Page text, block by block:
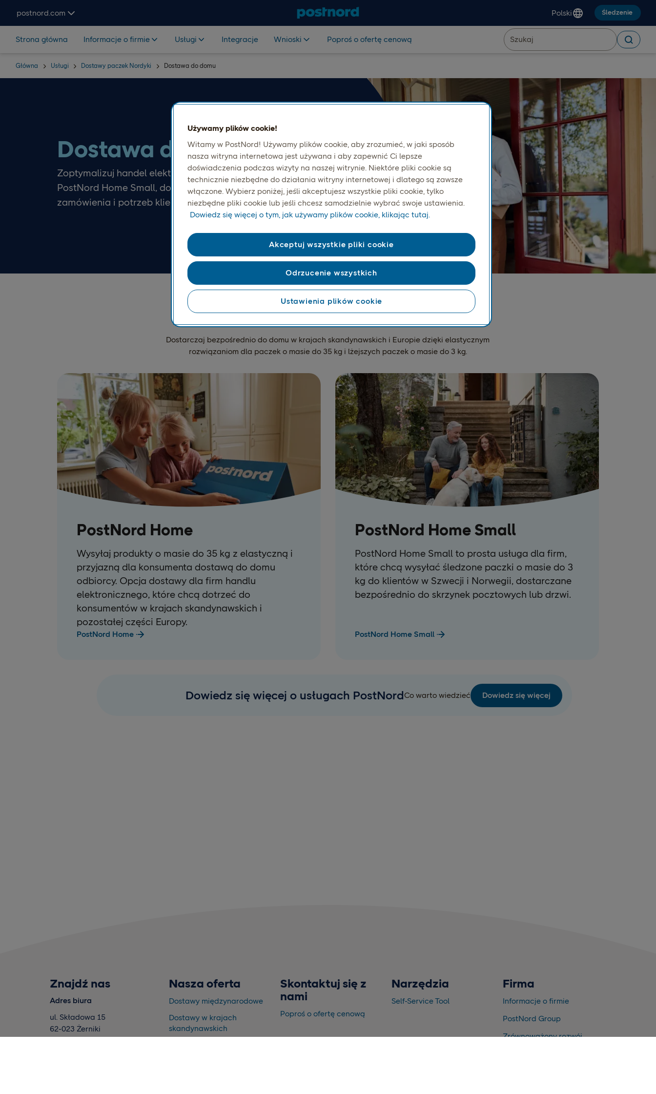
postnord.com
Polski Śledzenie
Strona główna Informacje o firmie Usługi Integracje Wnioski Poproś o ofertę cenową
Główna Usługi Dostawy paczek Nordyki Dostawa do domu
Dostawa do domu
Zoptymalizuj handel elektroniczny dzięki PostNord Home i
PostNord Home Small, dostosowując dostawę do każdej wielkości
zamówienia i potrzeb klienta.
Dostawa bezpośrednio do domu
Dostarczaj bezpośrednio do domu w krajach skandynawskich i Europie dzięki elastycznym
rozwiązaniom dla paczek o masie do 35 kg i lżejszych paczek o masie do 3 kg.
PostNord Home
Wysyłaj produkty o masie do 35 kg z elastyczną i
przyjazną dla konsumenta dostawą do domu
odbiorcy. Opcja dostawy dla firm handlu
elektronicznego, które chcą dotrzeć do
konsumentów w krajach skandynawskich i
pozostałej części Europy.
PostNord Home
PostNord Home Small
PostNord Home Small to prosta usługa dla firm,
które chcą wysyłać śledzone paczki o masie do 3
kg do klientów w Szwecji i Norwegii, dostarczane
bezpośrednio do skrzynek pocztowych lub drzwi.
PostNord Home Small
Dowiedz się więcej o usługach PostNordCo warto wiedzieć Dowiedz się więcej
Znajdź nas
Adres biura
ul. Składowa 15
62-023 Żerniki
Nasza oferta
Dostawy międzynarodowe
Dostawy w krajach
skandynawskich
Skontaktuj się z
nami
Poproś o ofertę cenową
Narzędzia
Self-Service Tool
Firma
Informacje o firmie
PostNord Group
Zrównoważony rozwój
Używamy plików cookie!
Witamy w PostNord! Używamy plików cookie, aby zrozumieć, w jaki sposób
nasza witryna internetowa jest używana i aby zapewnić Ci lepsze
doświadczenia podczas wizyty na naszej witrynie. Niektóre pliki cookie są
technicznie niezbędne do działania witryny internetowej i dlatego są zawsze
włączone. Wybierz poniżej, jeśli akceptujesz wszystkie pliki cookie, tylko
niezbędne pliki cookie lub jeśli chcesz samodzielnie wybrać swoje ustawienia.
Dowiedz się więcej o tym, jak używamy plików cookie, klikając tutaj.
Ustawienia plików cookie
Odrzucenie wszystkich
Akceptuj wszystkie pliki cookie